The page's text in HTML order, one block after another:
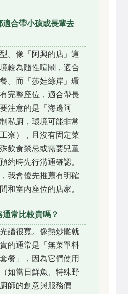
適合帶小孩或長輩去
。像「阿興的店」這
較為隨性喧鬧，適合
。而「莎娃綠岸」環
完整座位，適合帶長
注意的是「海邊阿
私廚，環境可能非常
寮），且沒有固定菜
飲食禁忌或需要兒童
約時先行溝通確認。
我會優先推薦有明確
和室內座位的店家。
常比較貴嗎？
譜很寬。像熱炒攤就
的通常是「無菜單料
餐」，因為它們使用
如當日鮮魚、特殊野
師的創意與服務價